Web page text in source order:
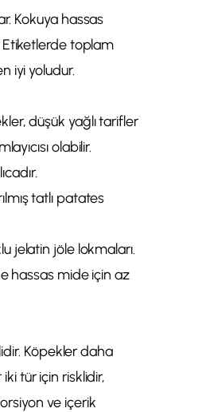
Kokuya hassas
Etiketlerde toplam
iyi yoludur.
düşük yağlı tarifler
olabilir.
tatlı patates
jelatin jöle lokmaları.
hassas mide için az
Köpekler daha
tür için risklidir,
ve içerik